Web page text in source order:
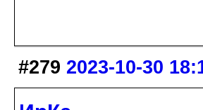
#279 2023-10-30